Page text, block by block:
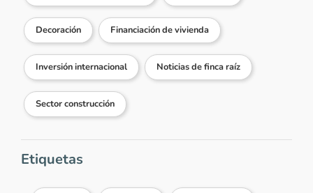
Decoración Financiación de vivienda
Inversión internacional Noticias de finca raíz
Sector construcción
Etiquetas